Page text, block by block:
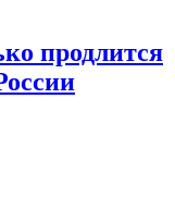
продлится